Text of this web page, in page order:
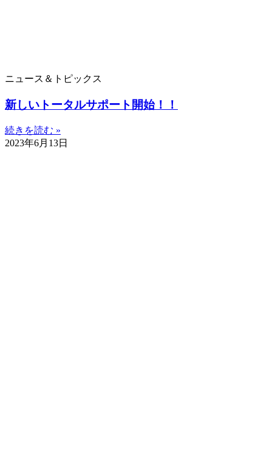
ニュース＆トピックス
新しいトータルサポート開始！！
続きを読む »
2023年6月13日